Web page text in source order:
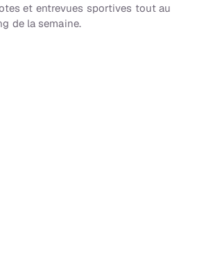
et entrevues sportives tout au
de la semaine.